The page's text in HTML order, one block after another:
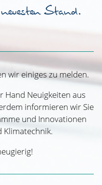
Stand.
wir einiges zu melden.
Hand Neuigkeiten aus
informieren wir Sie
und Innovationen
Klimatechnik.